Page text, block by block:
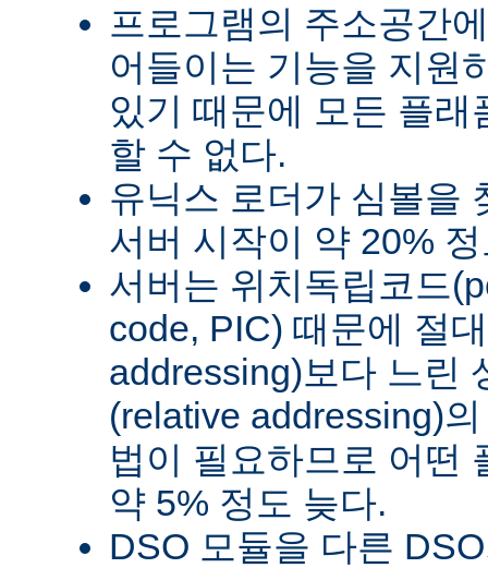
프로그램의 주소공간
어들이는 기능을 지원
있기 때문에 모든 플
할 수 없다.
유닉스 로더가 심볼을
서버 시작이 약 20%
서버는 위치독립코드
code, PIC) 때문에 절
addressing)보다 느린
(relative addressing)
법이 필요하므로 어떤
약 5% 정도 늦다.
DSO 모듈을 다른